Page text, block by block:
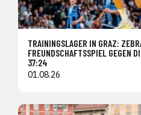
TRAININGSLAGER IN GRAZ:
FREUNDSCHAFTSSPIEL GEGEN
37:24
01.08.26